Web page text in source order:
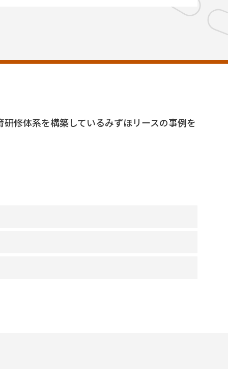
修体系を構築しているみずほリースの事例を